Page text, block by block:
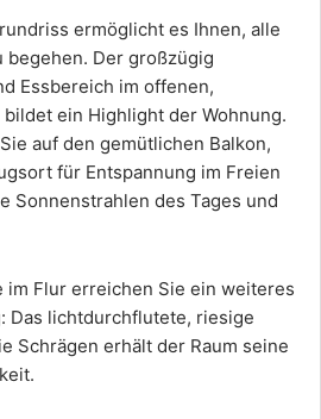
ermöglicht es Ihnen, alle
begehen. Der großzügig
Essbereich im offenen,
ein Highlight der Wohnung.
auf den gemütlichen Balkon,
für Entspannung im Freien
Sonnenstrahlen des Tages und
im Flur erreichen Sie ein weiteres
Das lichtdurchflutete, riesige
Schrägen erhält der Raum seine